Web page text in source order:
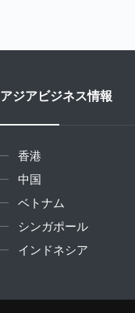
アジアビジネス情報
香港
中国
ベトナム
シンガポール
インドネシア